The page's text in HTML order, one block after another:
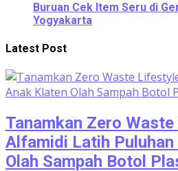
Buruan Cek Item Seru di
Yogyakarta
Latest Post
Tanamkan Zero
Alfamidi Latih Puluhan
Olah Sampah Botol